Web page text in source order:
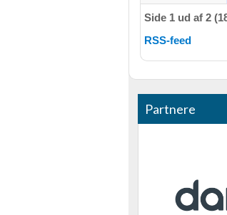
Side 1 ud af 2
RSS-feed
Partnere